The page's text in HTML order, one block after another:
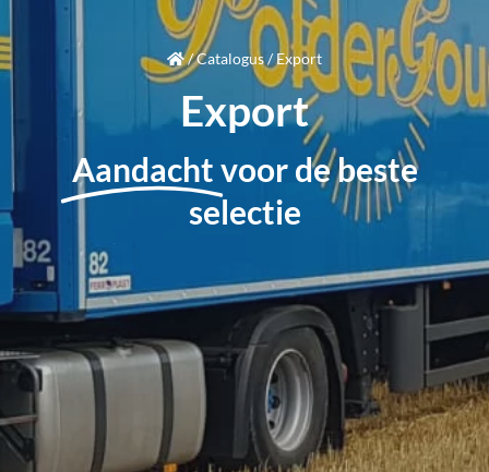
/Catalogus/Export
Export
Aandachtvoor de beste
selectie